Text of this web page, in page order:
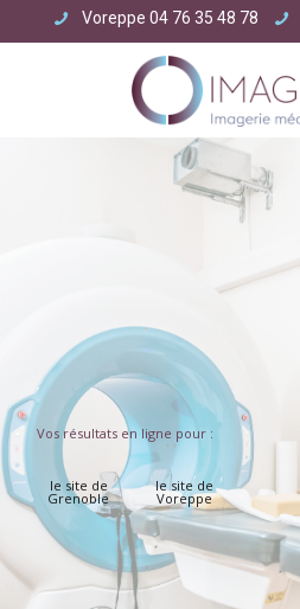
Voreppe 04 76 35 48 78